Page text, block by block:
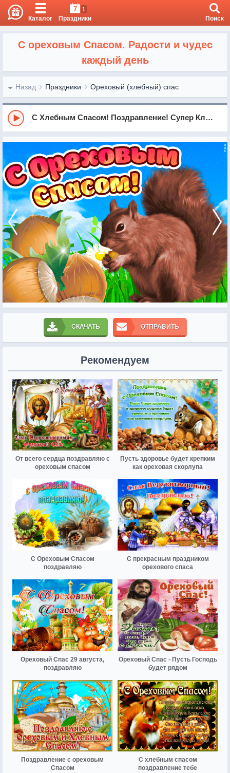
Каталог
7 1
Праздники Поиск
С ореховым Спасом. Радости и чудес
каждый день
Назад Праздники Ореховый (хлебный) спас
С Хлебным Спасом! Поздравление! Супер Клип!
СКАЧАТЬ ОТПРАВИТЬ
Рекомендуем
От всего сердца поздравляю с
ореховым спасом
Пусть здоровье будет крепким
как ореховая скорлупа
С Ореховым Спасом
поздравляю
С прекрасным праздником
орехового спаса
Ореховый Спас 29 августа,
поздравляю
Ореховый Спас - Пусть Господь
будет рядом
Поздравление с ореховым
Спасом
С хлебным спасом
поздравление тебе